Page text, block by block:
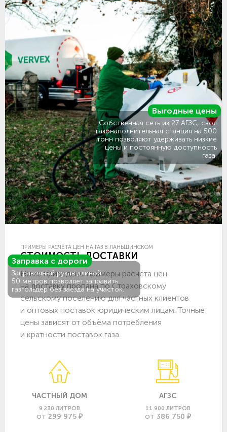
Заправка с дороги
Заправочный рукав длиной
50 метров позволяет заправить
газгольдер без заезда на участок.
Выгодные цены
Собственная сеть из 27 АГЗС, своя
газонаполнительная станция на 500
тонн позволяют удерживать низкие
цены и постоянную доступность
газа.
ПРИМЕРЫ РАСЧЁТА ЦЕН НА ГАЗ В ЛАНЬШИНСКОМ
СТОИМОСТЬ ДОСТАВКИ
Ниже приведены примеры расчёта цен
на доставку пропана по Страховскому
сельскому поселению для частных клиентов
и оптовых поставок юридическим лицам. Точные
цены зависят от объёма потребления
и кратности поставок газа.
ЧАСТНЫЙ ДОМ
9 230 ЛИТРОВ
ОТ 299 975 ₽
АГЗС
11 900 ЛИТРОВ
ОТ 386 750 ₽